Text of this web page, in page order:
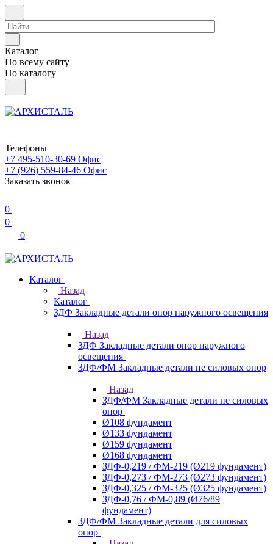
Каталог
По всему сайту
По каталогу
Телефоны
+7 495-510-30-69 Офис
+7 (926) 559-84-46 Офис
Заказать звонок
0
0
0
Каталог
Назад
Каталог
ЗДФ Закладные детали опор наружного освещения
Назад
ЗДФ Закладные детали опор наружного
освещения
ЗДФ/ФМ Закладные детали не силовых опор
Назад
ЗДФ/ФМ Закладные детали не силовых
опор
Ø108 фундамент
Ø133 фундамент
Ø159 фундамент
Ø168 фундамент
ЗДФ-0,219 / ФМ-219 (Ø219 фундамент)
ЗДФ-0,273 / ФМ-273 (Ø273 фундамент)
ЗДФ-0,325 / ФМ-325 (Ø325 фундамент)
ЗДФ-0,76 / ФМ-0,89 (Ø76/89
фундамент)
ЗДФ/ФМ Закладные детали для силовых
опор